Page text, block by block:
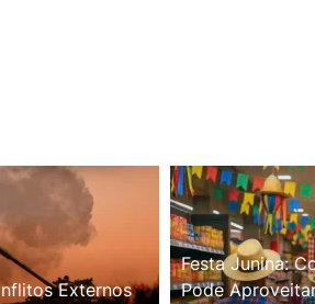
Externos
Festa Junina:
Pode